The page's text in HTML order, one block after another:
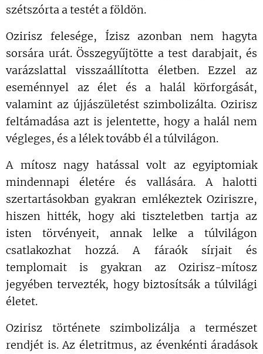
szétszórta a testét a földön.
Ozirisz felesége, Ízisz azonban nem hagyta
sorsára urát. Összegyűjtötte a test darabjait, és
varázslattal visszaállította életben. Ezzel az
eseménnyel az élet és a halál körforgását,
valamint az újjászületést szimbolizálta. Ozirisz
feltámadása azt is jelentette, hogy a halál nem
végleges, és a lélek tovább él a túlvilágon.
A mítosz nagy hatással volt az egyiptomiak
mindennapi életére és vallására. A halotti
szertartásokban gyakran emlékeztek Oziriszre,
hiszen hitték, hogy aki tiszteletben tartja az
isten törvényeit, annak lelke a túlvilágon
csatlakozhat hozzá. A fáraók sírjait és
templomait is gyakran az Ozirisz-mítosz
jegyében tervezték, hogy biztosítsák a túlvilági
életet.
Ozirisz története szimbolizálja a természet
rendjét is. Az életritmus, az évenkénti áradások